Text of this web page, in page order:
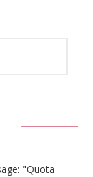
"Quota